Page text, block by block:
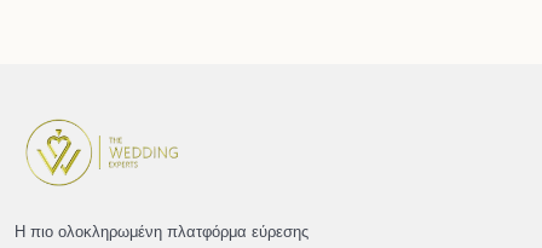
Η πιο ολοκληρωμένη πλατφόρμα εύρεσης